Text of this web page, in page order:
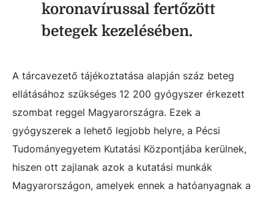
koronavírussal fertőzött
betegek kezelésében.
A tárcavezető tájékoztatása alapján száz beteg
ellátásához szükséges 12 200 gyógyszer érkezett
szombat reggel Magyarországra. Ezek a
gyógyszerek a lehető legjobb helyre, a Pécsi
Tudományegyetem Kutatási Központjába kerülnek,
hiszen ott zajlanak azok a kutatási munkák
Magyarországon, amelyek ennek a hatóanyagnak a